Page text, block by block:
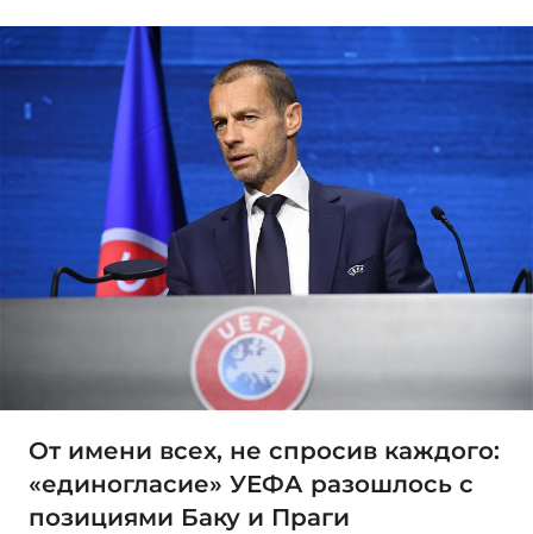
От имени всех, не спросив каждого:
«единогласие» УЕФА разошлось с
позициями Баку и Праги